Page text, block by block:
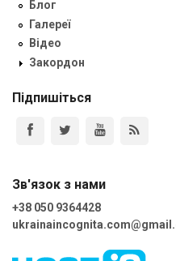
Блог
Галереї
Відео
Закордон
Підпишіться
Зв'язок з нами
+38 050 9364428